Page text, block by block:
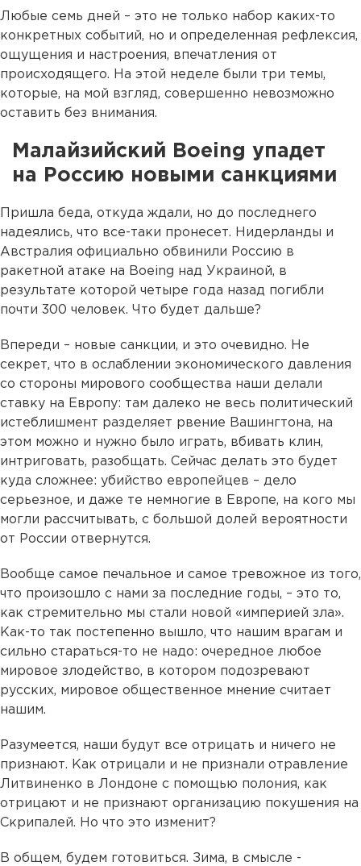
Любые семь дней – это не только набор каких-то
конкретных событий, но и определенная рефлексия,
ощущения и настроения, впечатления от
происходящего. На этой неделе были три темы,
которые, на мой взгляд, совершенно невозможно
оставить без внимания.
Малайзийский Boeing упадет
на Россию новыми санкциями
Пришла беда, откуда ждали, но до последнего
надеялись, что все-таки пронесет. Нидерланды и
Австралия официально обвинили Россию в
ракетной атаке на Boeing над Украиной, в
результате которой четыре года назад погибли
почти 300 человек. Что будет дальше?
Впереди – новые санкции, и это очевидно. Не
секрет, что в ослаблении экономического давления
со стороны мирового сообщества наши делали
ставку на Европу: там далеко не весь политический
истеблишмент разделяет рвение Вашингтона, на
этом можно и нужно было играть, вбивать клин,
интриговать, разобщать. Сейчас делать это будет
куда сложнее: убийство европейцев – дело
серьезное, и даже те немногие в Европе, на кого мы
могли рассчитывать, с большой долей вероятности
от России отвернутся.
Вообще самое печальное и самое тревожное из того,
что произошло с нами за последние годы, – это то,
как стремительно мы стали новой «империей зла».
Как-то так постепенно вышло, что нашим врагам и
сильно стараться-то не надо: очередное любое
мировое злодейство, в котором подозревают
русских, мировое общественное мнение считает
нашим.
Разумеется, наши будут все отрицать и ничего не
признают. Как отрицали и не признали отравление
Литвиненко в Лондоне с помощью полония, как
отрицают и не признают организацию покушения на
Скрипалей. Но что это изменит?
В общем, будем готовиться. Зима, в смысле -